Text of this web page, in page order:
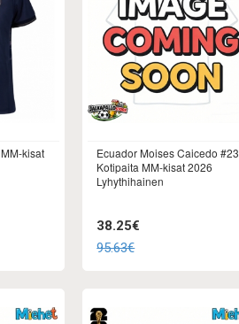
kisat
Ecuador Moises Caicedo #23
Kotipaita MM-kisat 2026
Lyhythihainen
38.25€
95.63€